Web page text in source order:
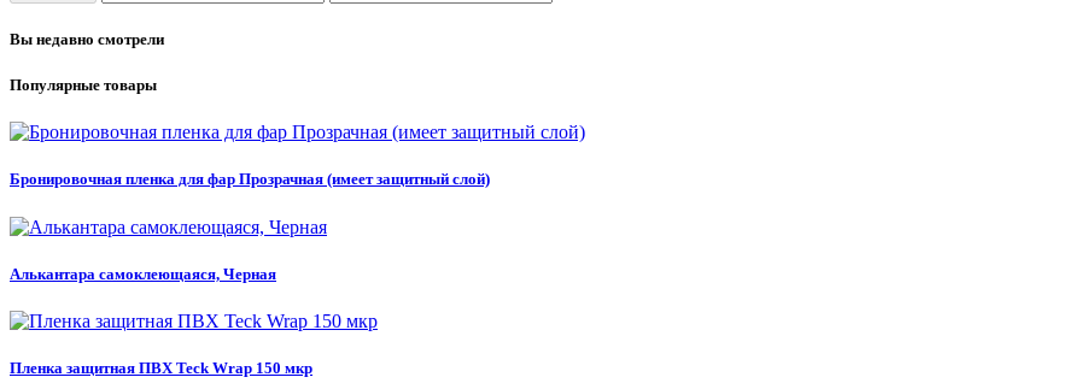
Вы недавно смотрели
Популярные товары
Бронировочная пленка для фар Прозрачная (имеет защитный слой)
Алькантара самоклеющаяся, Черная
Пленка защитная ПВХ Teck Wrap 150 мкр